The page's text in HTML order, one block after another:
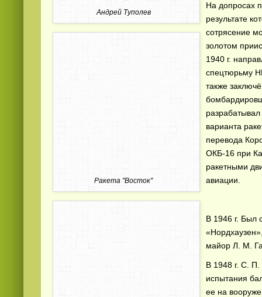
Андрей Туполев
Ракета "Восток"
На допросах
результате
сотрясение
золотом
1940 г.
спецтюрьму
также
варианта
перевода
ОКБ-16 при
ракетными
авиации.
В 1946 г. Был
майор Л. М.
В 1948 г. С. П.
испытания
ее на